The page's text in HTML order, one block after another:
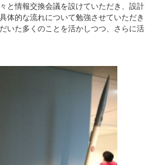
卒業生の方
アクセス
と情報交換会議を設けていただき、設計
体的な流れについて勉強させていただき
いた多くのことを活かしつつ、さらに活